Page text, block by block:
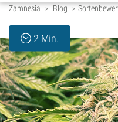
Zamnesia > Blog >
2 Min.